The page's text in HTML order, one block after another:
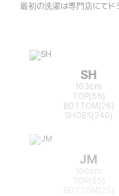
最初の洗濯は専門店にてド
SH
163cm
TOP(55)
BOTTOM(26)
SHOES(240)
JM
166cm
TOP(55)
BOTTOM(25)